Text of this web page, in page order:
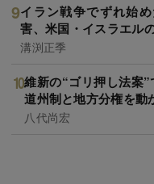
イラン戦争でずれ始
害、米国・イスラエル
溝渕正季
維新の“ゴリ押し法案”
道州制と地方分権を動
八代尚宏